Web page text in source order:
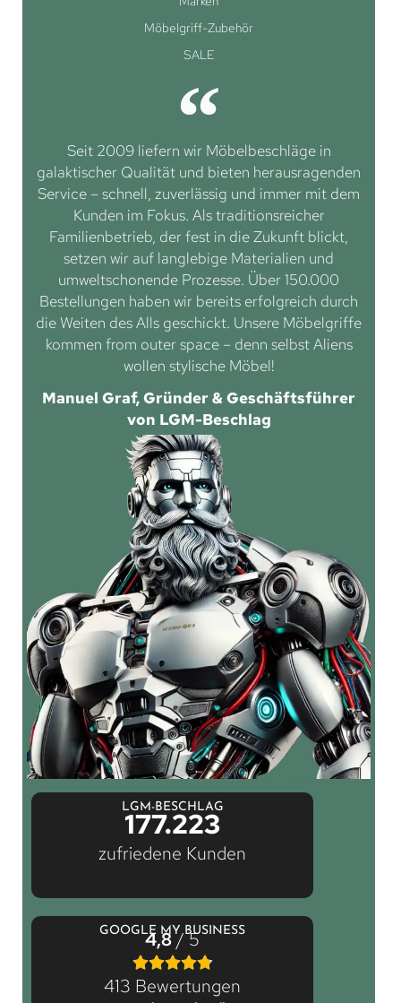
Möbelgriff-Zubehör
SALE
Seit 2009 liefern wir Möbelbeschläge in
galaktischer Qualität und bieten herausragenden
Service – schnell, zuverlässig und immer mit dem
Kunden im Fokus. Als traditionsreicher
Familienbetrieb, der fest in die Zukunft blickt,
setzen wir auf langlebige Materialien und
umweltschonende Prozesse. Über 150.000
Bestellungen haben wir bereits erfolgreich durch
die Weiten des Alls geschickt. Unsere Möbelgriffe
kommen from outer space – denn selbst Aliens
wollen stylische Möbel!
Manuel Graf, Gründer & Geschäftsführer
von LGM-Beschlag
LGM-BESCHLAG
177.223
zufriedene Kunden
GOOGLE MY BUSINESS
4,8/ 5
413 Bewertungen